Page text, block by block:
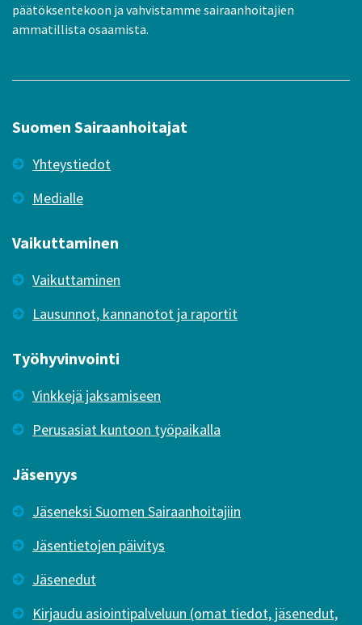
päätöksentekoon ja vahvistamme sairaanhoitajien
ammatillista osaamista.
Suomen Sairaanhoitajat
Yhteystiedot
Medialle
Vaikuttaminen
Vaikuttaminen
Lausunnot, kannanotot ja raportit
Työhyvinvointi
Vinkkejä jaksamiseen
Perusasiat kuntoon työpaikalla
Jäsenyys
Jäseneksi Suomen Sairaanhoitajiin
Jäsentietojen päivitys
Jäsenedut
Kirjaudu asiointipalveluun (omat tiedot, jäsenedut,